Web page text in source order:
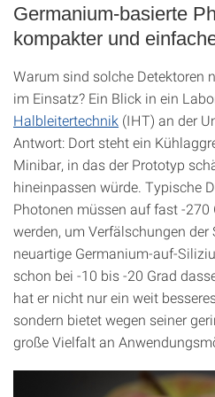
Germanium-basierte
kompakter und
Warum sind solche Detektoren
im Einsatz? Ein Blick in ein
Halbleitertechnik (IHT) an der
Antwort: Dort steht ein
Minibar, in das der Prototyp
hineinpassen würde. Typische
Photonen müssen auf fast -270
werden, um Verfälschungen
neuartige Germanium-auf-
schon bei -10 bis -20 Grad
hat er nicht nur ein weit
sondern bietet wegen seiner
große Vielfalt an